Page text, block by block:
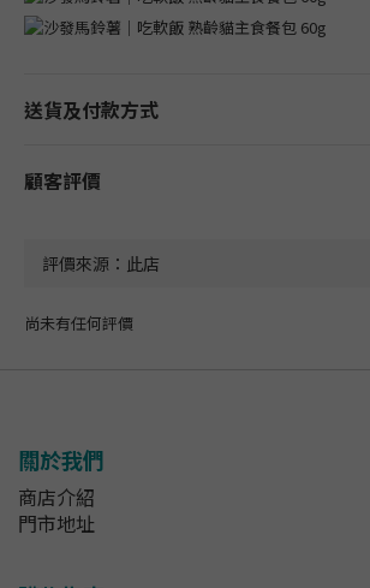
送貨及付款方式
顧客評價
尚未有任何評價
關於我們
商店介紹
門市地址